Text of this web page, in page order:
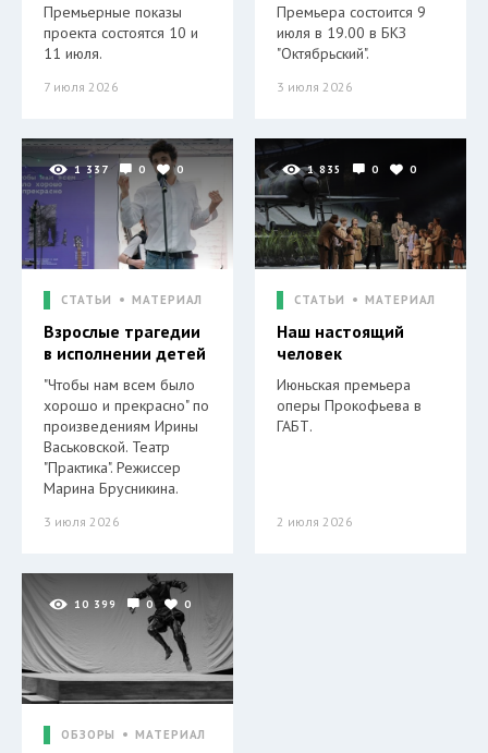
Премьерные показы
проекта состоятся 10 и
11 июля.
7 июля 2026
Премьера состоится 9
июля в 19.00 в БКЗ
"Октябрьский".
3 июля 2026
1 337 0 0
СТАТЬИ МАТЕРИАЛ
Взрослые трагедии
в исполнении детей
"Чтобы нам всем было
хорошо и прекрасно" по
произведениям Ирины
Васьковской. Театр
"Практика". Режиссер
Марина Брусникина.
3 июля 2026
1 835 0 0
СТАТЬИ МАТЕРИАЛ
Наш настоящий
человек
Июньская премьера
оперы Прокофьева в
ГАБТ.
2 июля 2026
10 399 0 0
ОБЗОРЫ МАТЕРИАЛ